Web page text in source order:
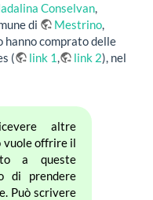
Conselvan,
di
Mestrino,
hanno comprato delle
(
link 1, link 2), nel
altre
vuole offrire il
a queste
di prendere
Può scrivere